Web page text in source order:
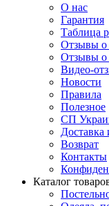
О нас
Гарантия
Таблица
Отзывы о
Отзывы о
Видео-
Новости
Правила
Полезное
СП
Доставка
Возврат
Контакты
Каталог